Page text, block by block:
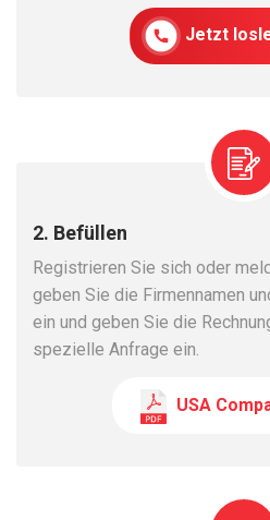
Jetzt
2. Befüllen
Registrieren Sie sich oder
geben Sie die Firmennamen
ein und geben Sie die
spezielle Anfrage ein.
USA